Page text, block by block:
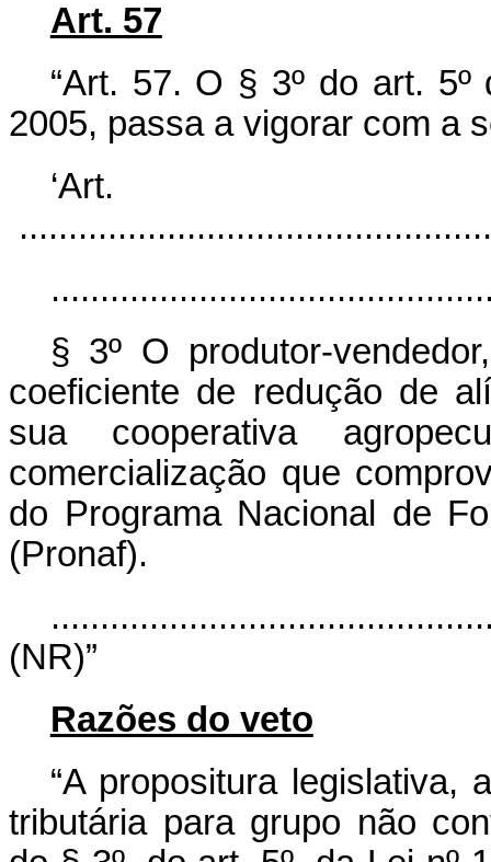
Art. 57
“Art. 57. O § 3º do art.
2005, passa a vigorar com a
§ 3º O produtor-
coeficiente de redução de
sua cooperativa
comercialização que
do Programa Nacional de
(Pronaf).
(NR)”
Razões do veto
“A propositura legislativa,
tributária para grupo não